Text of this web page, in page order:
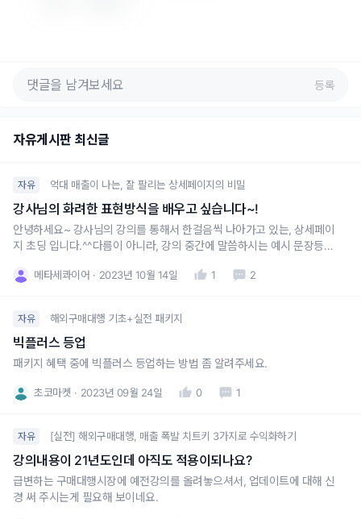
등록
자유게시판 최신글
자유 억대 매출이 나는, 잘 팔리는 상세페이지의 비밀
강사님의 화려한 표현방식을 배우고 싶습니다~!
안녕하세요~ 강사님의 강의를 통해서 한걸음씩 나아가고 있는, 상세페이
지 초딩 입니다.^^다름이 아니라, 강의 중간에 말씀하시는 예시 문장등을
현)가 넘친다는 생각이 들게 되는데요. 이런 센스? 능력? 을 키우는데 도
메타세콰이어 2023년 10월 14일 1 2
자유 해외구매대행 기초+실전 패키지
빅플러스 등업
패키지 혜택 중에 빅플러스 등업하는 방법 좀 알려주세요.
초코마켓 2023년 09월 24일 0 1
자유 [실전] 해외구매대행, 매출 폭발 치트키 3가지로 수익화하기
강의내용이 21년도인데 아직도 적용이되나요?
급변하는 구매대행시장에 예전강의를 올려놓으셔서, 업데이트에 대해 신
경 써 주시는게 필요해 보이네요.